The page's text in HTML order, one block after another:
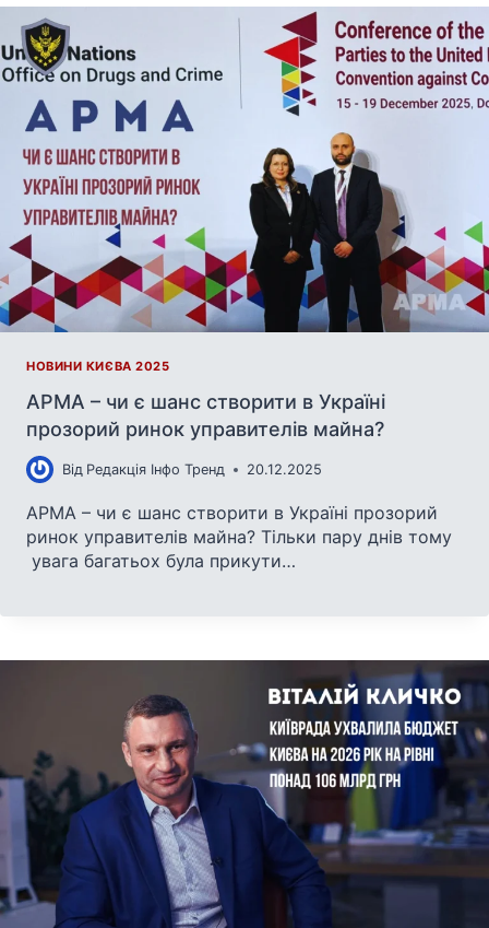
НОВИНИ КИЄВА 2025
АРМА – чи є шанс створити в Україні
прозорий ринок управителів майна?
Від Редакція Інфо Тренд 20.12.2025
АРМА – чи є шанс створити в Україні прозорий
ринок управителів майна? Тільки пару днів тому
увага багатьох була прикути…